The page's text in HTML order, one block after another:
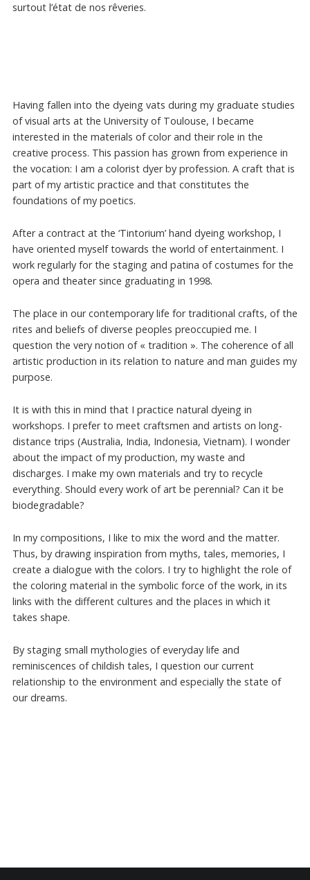
surtout l’état de nos rêveries.
Having fallen into the dyeing vats during my graduate studies
of visual arts at the University of Toulouse, I became
interested in the materials of color and their role in the
creative process. This passion has grown from experience in
the vocation: I am a colorist dyer by profession. A craft that is
part of my artistic practice and that constitutes the
foundations of my poetics.
After a contract at the ‘Tintorium’ hand dyeing workshop, I
have oriented myself towards the world of entertainment. I
work regularly for the staging and patina of costumes for the
opera and theater since graduating in 1998.
The place in our contemporary life for traditional crafts, of the
rites and beliefs of diverse peoples preoccupied me. I
question the very notion of « tradition ». The coherence of all
artistic production in its relation to nature and man guides my
purpose.
It is with this in mind that I practice natural dyeing in
workshops. I prefer to meet craftsmen and artists on long-
distance trips (Australia, India, Indonesia, Vietnam). I wonder
about the impact of my production, my waste and
discharges. I make my own materials and try to recycle
everything. Should every work of art be perennial? Can it be
biodegradable?
In my compositions, I like to mix the word and the matter.
Thus, by drawing inspiration from myths, tales, memories, I
create a dialogue with the colors. I try to highlight the role of
the coloring material in the symbolic force of the work, in its
links with the different cultures and the places in which it
takes shape.
By staging small mythologies of everyday life and
reminiscences of childish tales, I question our current
relationship to the environment and especially the state of
our dreams.